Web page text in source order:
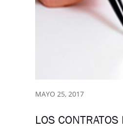
MAYO 25, 2017
LOS